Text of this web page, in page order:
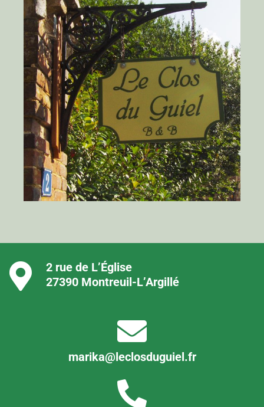
2 rue de L’Église
27390 Montreuil-L’Argillé
marika@leclosduguiel.fr